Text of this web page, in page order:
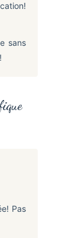
sans
Pas